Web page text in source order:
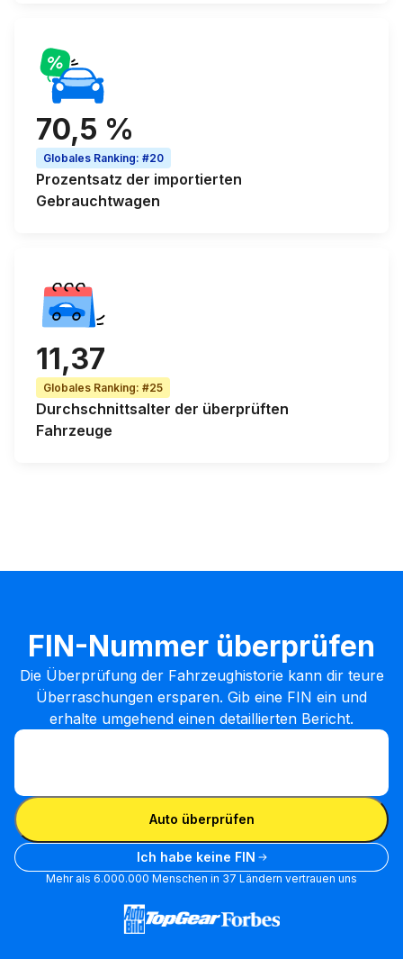
70,5 %
Globales Ranking: #20
Prozentsatz der importierten
Gebrauchtwagen
11,37
Globales Ranking: #25
Durchschnittsalter der überprüften
Fahrzeuge
FIN-Nummer überprüfen
Die Überprüfung der Fahrzeughistorie kann dir teure
Überraschungen ersparen. Gib eine FIN ein und
erhalte umgehend einen detaillierten Bericht.
FIN eingeben
FIN eingeben
Auto überprüfen
Ich habe keine FIN
Mehr als 6.000.000 Menschen in 37 Ländern vertrauen uns